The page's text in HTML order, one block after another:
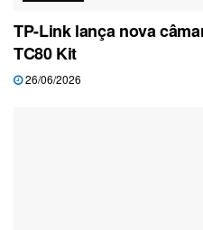
TP-Link lança nova
TC80 Kit
26/06/2026